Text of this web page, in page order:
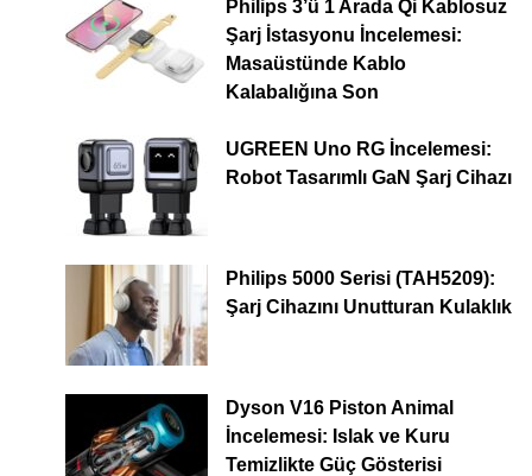
Philips 3’ü 1 Arada Qi Kablosuz
Şarj İstasyonu İncelemesi:
Masaüstünde Kablo
Kalabalığına Son
UGREEN Uno RG İncelemesi:
Robot Tasarımlı GaN Şarj Cihazı
Philips 5000 Serisi (TAH5209):
Şarj Cihazını Unutturan Kulaklık
Dyson V16 Piston Animal
İncelemesi: Islak ve Kuru
Temizlikte Güç Gösterisi